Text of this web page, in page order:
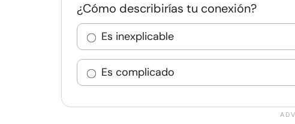
¿Cómo describirías tu conexión?
Es inexplicable
Es complicado